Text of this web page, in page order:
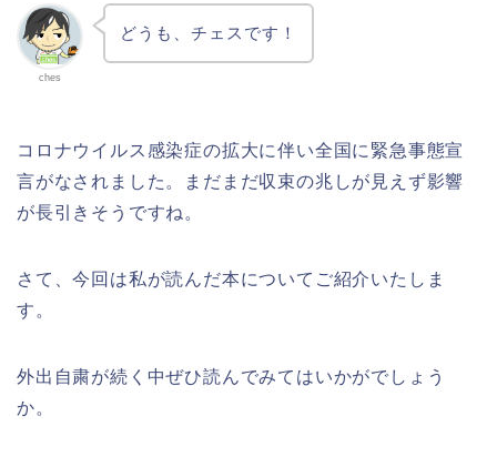
ches
どうも、チェスです！
コロナウイルス感染症の拡大に伴い全国に緊急事態宣
言がなされました。まだまだ収束の兆しが見えず影響
が長引きそうですね。
さて、今回は私が読んだ本についてご紹介いたしま
す。
外出自粛が続く中ぜひ読んでみてはいかがでしょう
か。